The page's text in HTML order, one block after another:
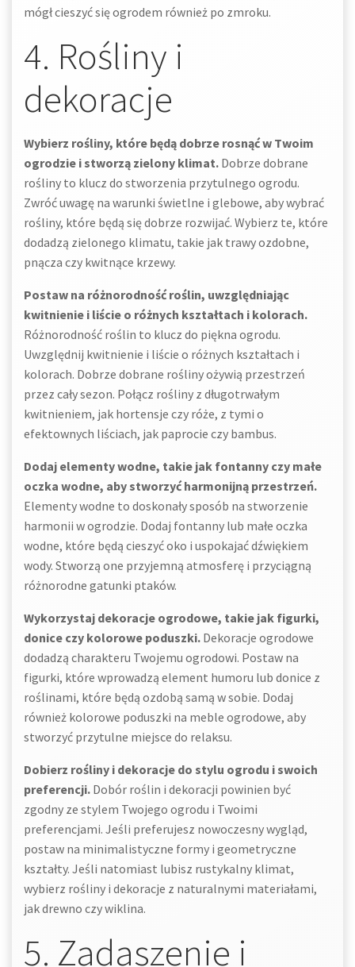
mógł cieszyć się ogrodem również po zmroku.
4. Rośliny i
dekoracje
Wybierz rośliny, które będą dobrze rosnąć w Twoim
ogrodzie i stworzą zielony klimat. Dobrze dobrane
rośliny to klucz do stworzenia przytulnego ogrodu.
Zwróć uwagę na warunki świetlne i glebowe, aby wybrać
rośliny, które będą się dobrze rozwijać. Wybierz te, które
dodadzą zielonego klimatu, takie jak trawy ozdobne,
pnącza czy kwitnące krzewy.
Postaw na różnorodność roślin, uwzględniając
kwitnienie i liście o różnych kształtach i kolorach.
Różnorodność roślin to klucz do piękna ogrodu.
Uwzględnij kwitnienie i liście o różnych kształtach i
kolorach. Dobrze dobrane rośliny ożywią przestrzeń
przez cały sezon. Połącz rośliny z długotrwałym
kwitnieniem, jak hortensje czy róże, z tymi o
efektownych liściach, jak paprocie czy bambus.
Dodaj elementy wodne, takie jak fontanny czy małe
oczka wodne, aby stworzyć harmonijną przestrzeń.
Elementy wodne to doskonały sposób na stworzenie
harmonii w ogrodzie. Dodaj fontanny lub małe oczka
wodne, które będą cieszyć oko i uspokajać dźwiękiem
wody. Stworzą one przyjemną atmosferę i przyciągną
różnorodne gatunki ptaków.
Wykorzystaj dekoracje ogrodowe, takie jak figurki,
donice czy kolorowe poduszki. Dekoracje ogrodowe
dodadzą charakteru Twojemu ogrodowi. Postaw na
figurki, które wprowadzą element humoru lub donice z
roślinami, które będą ozdobą samą w sobie. Dodaj
również kolorowe poduszki na meble ogrodowe, aby
stworzyć przytulne miejsce do relaksu.
Dobierz rośliny i dekoracje do stylu ogrodu i swoich
preferencji. Dobór roślin i dekoracji powinien być
zgodny ze stylem Twojego ogrodu i Twoimi
preferencjami. Jeśli preferujesz nowoczesny wygląd,
postaw na minimalistyczne formy i geometryczne
kształty. Jeśli natomiast lubisz rustykalny klimat,
wybierz rośliny i dekoracje z naturalnymi materiałami,
jak drewno czy wiklina.
5. Zadaszenie i